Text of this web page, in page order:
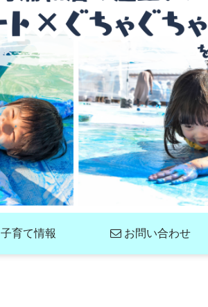
子育て情報 お問い合わせ